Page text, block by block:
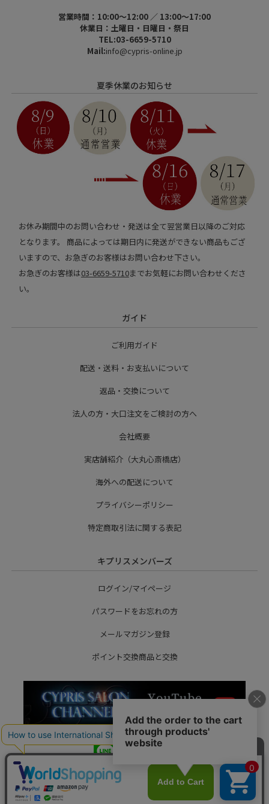
営業時間：10:00～12:00 ／ 13:00～17:00
休業日：土曜日・日曜日・祭日
TEL:03-6659-5710
Mail:info@cypris-online.jp
夏季休業のお知らせ
お休み期間中のお問い合わせ・発送は全て翌営業日以降のご対応
となります。 商品によっては期日内に発送ができない商品もござ
いますので、お急ぎのお客様はお問い合わせ下さい。
お急ぎのお客様は03-6659-5710までお気軽にお問い合わせくださ
い。
ガイド
ご利用ガイド
配送・送料・お支払いについて
返品・交換について
法人の方・大口注文をご検討の方へ
会社概要
実店舗紹介（大丸心斎橋店）
海外への配送について
プライバシーポリシー
特定商取引法に関する表記
キプリスメンバーズ
ログイン/マイページ
パスワードをお忘れの方
メールマガジン登録
ポイント交換商品と交換